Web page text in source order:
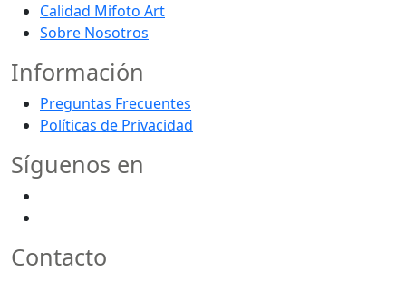
Calidad Mifoto Art
Sobre Nosotros
Información
Preguntas Frecuentes
Políticas de Privacidad
Síguenos en
Contacto